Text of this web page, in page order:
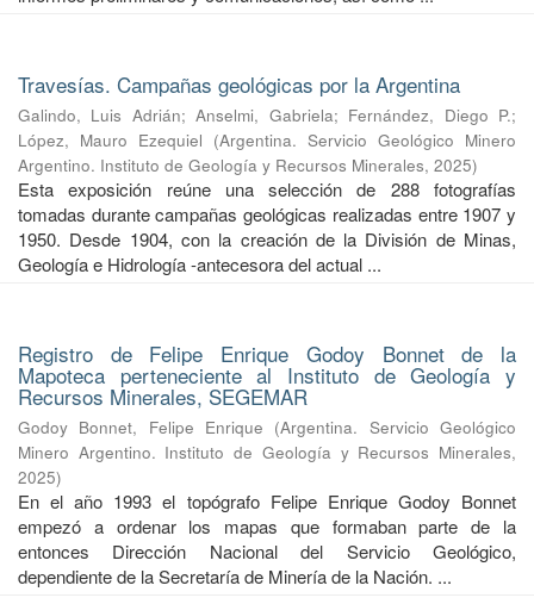
Travesías. Campañas geológicas por la Argentina
Galindo, Luis Adrián;Anselmi, Gabriela; Fernández, Diego P.;
López, Mauro Ezequiel (Argentina. Servicio Geológico Minero
Argentino. Instituto de Geología y Recursos Minerales, 2025)
Esta exposición reúne una selección de 288 fotografías
tomadas durante campañas geológicas realizadas entre 1907 y
1950. Desde 1904, con la creación de la División de Minas,
Geología e Hidrología -antecesora del actual ...
Registro de Felipe Enrique Godoy Bonnet de la
Mapoteca perteneciente al Instituto de Geología y
Recursos Minerales, SEGEMAR
Godoy Bonnet, Felipe Enrique (Argentina. Servicio Geológico
Minero Argentino. Instituto de Geología y Recursos Minerales,
2025)
En el año 1993 el topógrafo Felipe Enrique Godoy Bonnet
empezó a ordenar los mapas que formaban parte de la
entonces Dirección Nacional del Servicio Geológico,
dependiente de la Secretaría de Minería de la Nación. ...